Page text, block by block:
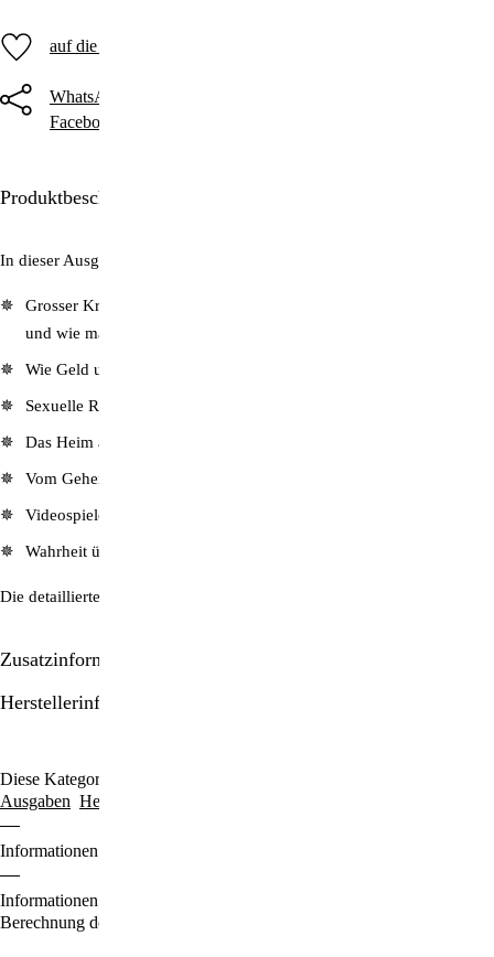
auf die Merkliste
WhatsApp
Facebook
Produktbeschreibung
In dieser Ausgabe lesen Sie unter anderem:
Grosser Krebsreport: Wie Sie vermeiden, an Krebs zu erkranken –
und wie man Krebs heilen kann
Wie Geld und Geist vereinbar werden
Sexuelle Revolution: Schafft glückliche Sklaven!
Das Heim als Hort der Kraft
Vom Geheimnis des Lichts und dem Universalen Partnerprinzip
Videospiele: Wie Kinder zu Amokläufern werden
Wahrheit über Fett und Cholesterin u.v.m.
Die detaillierte Artikel-Übersicht finden Sie hier:
Zusatzinformationen/Details
Herstellerinformationen
Diese Kategorien durchstöbern:
Ausgaben Hefte & Abos
Informationen zu den Zahlungsoptionen finden Sie
Informationen für den Standardversand, zur Lieferung und zur
Berechnung der Lieferfrist finden Sie